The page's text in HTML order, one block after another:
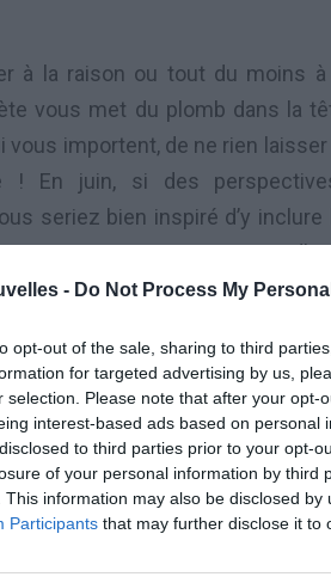
- Do Not Process My
opt-out of the sale, sharing to third
for targeted advertising by us,
selection. Please note that after your opt-
interest-based ads based on personal
to third parties prior to your opt-
of your personal information by third
This information may also be disclosed
Participants that may further disclose it to
à la raison ou tout du moins à
vous met du plomb dans la
importent, de ne rien laisser
En juin, si des perspectives
seriez bien inspiré d’y inclure
pourtant pas ami Vierge
qui vous ramèneront
alentours du 13) à une
et nuire à votre duo !
du possible, de donner
votre mental qui calcule un
par heurter la sensibilité
et vous poser un